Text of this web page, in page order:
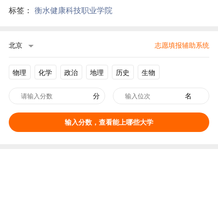
标签： 衡水健康科技职业学院
北京 志愿填报辅助系统
物理 化学 政治 地理 历史 生物
分 名
输入分数，查看能上哪些大学